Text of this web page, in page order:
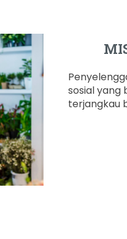
sosial yang
terjangkau